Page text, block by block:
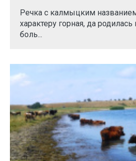
Речка с калмыцким
характеру горная, да
боль...